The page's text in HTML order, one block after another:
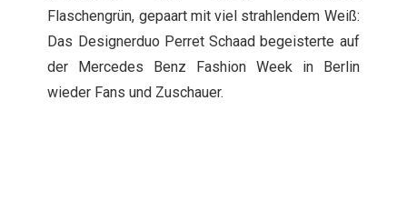
Flaschengrün, gepaart mit viel strahlendem Weiß:
Das Designerduo Perret Schaad begeisterte auf
der Mercedes Benz Fashion Week in Berlin
wieder Fans und Zuschauer.